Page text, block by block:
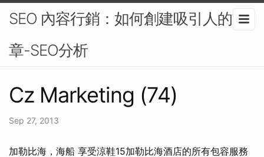
SEO 內容行銷：如何創建吸引人的文
章-SEO分析
Cz Marketing (74)
Sep 27, 2013
加勒比海，海船 享受涼鞋15加勒比海酒店的所有包容服務